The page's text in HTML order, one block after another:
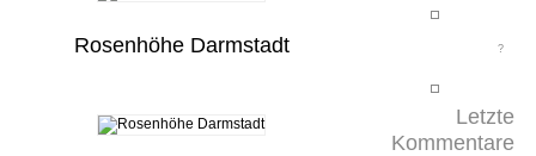
Letzte
Kommentare
Rosenhöhe Darmstadt